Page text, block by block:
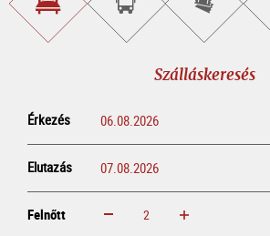
SzálláskeresésVárosnéző
túra
foglalása
Online
jegyvásárlás
Szálláskeresés
Érkezés
Elutazás
Felnőtt növelem csökkentem